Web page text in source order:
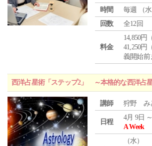
時間
毎週 （水
回数
全12回
料金
14,850円
41,250円
義開始前
西洋占星術「ステップ2」 ～本格的な西洋占
講師 狩野 み
日程
4月 9日
A Week
（水）